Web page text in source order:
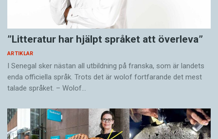
”Litteratur har hjälpt språket att överleva”
ARTIKLAR
I Senegal sker nästan all utbildning på franska, som är landets
enda officiella språk. Trots det är wolof fortfarande det mest
talade språket. – Wolof…